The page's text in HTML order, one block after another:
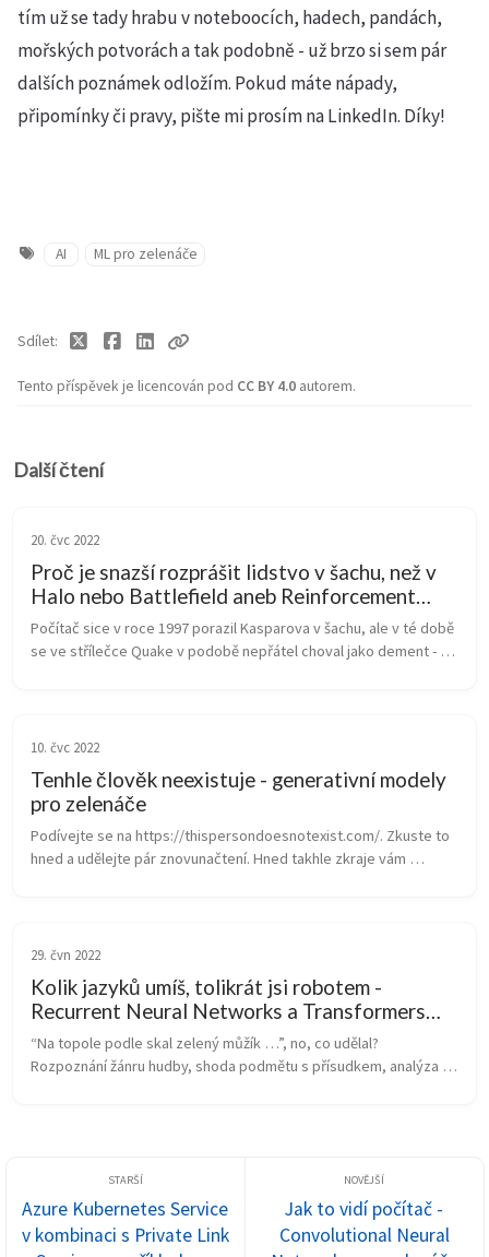
tím už se tady hrabu v noteboocích, hadech, pandách,
mořských potvorách a tak podobně - už brzo si sem pár
dalších poznámek odložím. Pokud máte nápady,
připomínky či pravy, pište mi prosím na LinkedIn. Díky!
AI ML pro zelenáče
Tento příspěvek je licencován pod CC BY 4.0 autorem.
Sdílet
Další čtení
20. čvc 2022
Proč je snazší rozprášit lidstvo v šachu, než v
Halo nebo Battlefield aneb Reinforcement
Learning pro zelenáče
Počítač sice v roce 1997 porazil Kasparova v šachu, ale v té době
se ve střílečce Quake v podobě nepřátel choval jako dement -
10. čvc 2022
Tenhle člověk neexistuje - generativní modely
pro zelenáče
Podívejte se na https://thispersondoesnotexist.com/. Zkuste to
hned a udělejte pár znovunačtení. Hned takhle zkraje vám
29. čvn 2022
Kolik jazyků umíš, tolikrát jsi robotem -
Recurrent Neural Networks a Transformers
pro zelenáče
“Na topole podle skal zelený můžík …”, no, co udělal?
Rozpoznání žánru hudby, shoda podmětu s přísudkem, analýza
Azure Kubernetes Service
v kombinaci s Private Link
Jak to vidí počítač -
Convolutional Neural